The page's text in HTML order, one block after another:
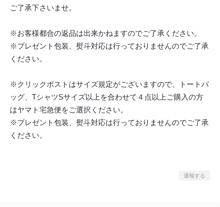
ご了承下さいませ。
※お客様都合の返品は出来かねますのでご了承ください。
※プレゼント包装、熨斗対応は行っておりませんのでご了承
ください。
※クリックポストはサイズ規定がございますので、トートバ
ッグ、TシャツSサイズ以上を合わせて４点以上ご購入の方
はヤマト宅急便をご選択ください。
※プレゼント包装、熨斗対応は行っておりませんのでご了承
ください。
通報する